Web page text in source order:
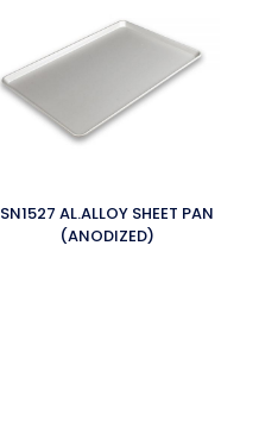
SN1527 AL.ALLOY SHEET PAN
(ANODIZED)